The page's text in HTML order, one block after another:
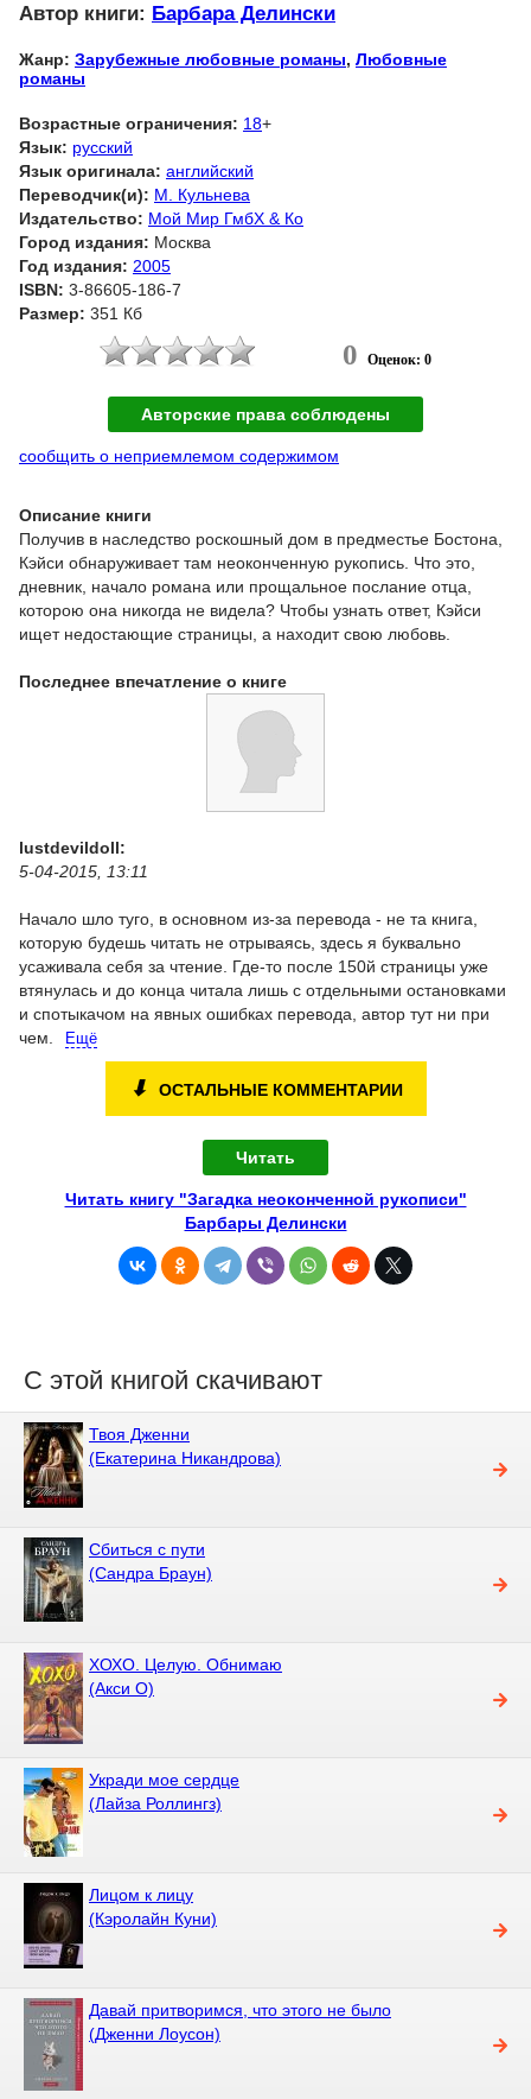
Автор книги: Барбара Делински
Жанр: Зарубежные любовные романы, Любовные
романы
Возрастные ограничения: 18+
Язык: русский
Язык оригинала: английский
Переводчик(и): М. Кульнева
Издательство: Мой Мир ГмбХ & Ко
Город издания: Москва
Год издания: 2005
ISBN: 3-86605-186-7
Размер: 351 Кб
0 Оценок: 0
Авторские права соблюдены
сообщить о неприемлемом содержимом
Описание книги
Получив в наследство роскошный дом в предместье Бостона,
Кэйси обнаруживает там неоконченную рукопись. Что это,
дневник, начало романа или прощальное послание отца,
которою она никогда не видела? Чтобы узнать ответ, Кэйси
ищет недостающие страницы, а находит свою любовь.
Последнее впечатление о книге
lustdevildoll:
5-04-2015, 13:11
Начало шло туго, в основном из-за перевода - не та книга,
которую будешь читать не отрываясь, здесь я буквально
усаживала себя за чтение. Где-то после 150й страницы уже
втянулась и до конца читала лишь с отдельными остановками
и спотыкачом на явных ошибках перевода, автор тут ни при
чем.
Ещё
⬇ ОСТАЛЬНЫЕ КОММЕНТАРИИ
Читать
Читать книгу "Загадка неоконченной рукописи"
Барбары Делински
С этой книгой скачивают
Твоя Дженни
(Екатерина Никандрова)
Сбиться с пути
(Сандра Браун)
ХОХО. Целую. Обнимаю
(Акси О)
Укради мое сердце
(Лайза Роллингз)
Лицом к лицу
(Кэролайн Куни)
Давай притворимся, что этого не было
(Дженни Лоусон)